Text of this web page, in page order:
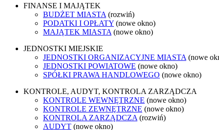
FINANSE I MAJĄTEK
BUDŻET MIASTA (rozwiń)
PODATKI I OPŁATY (nowe okno)
MAJĄTEK MIASTA (nowe okno)
JEDNOSTKI MIEJSKIE
JEDNOSTKI ORGANIZACYJNE MIASTA (nowe
JEDNOSTKI POWIATOWE (nowe okno)
SPÓŁKI PRAWA HANDLOWEGO (nowe okno)
KONTROLE, AUDYT, KONTROLA ZARZĄDCZA
KONTROLE WEWNĘTRZNE (nowe okno)
KONTROLE ZEWNĘTRZNE (nowe okno)
KONTROLA ZARZĄDCZA (rozwiń)
AUDYT (nowe okno)